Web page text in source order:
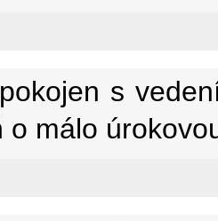
s
o málo